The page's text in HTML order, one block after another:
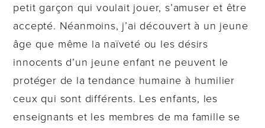
petit garçon qui voulait jouer, s’amuser et être
accepté. Néanmoins, j’ai découvert à un jeune
âge que même la naïveté ou les désirs
innocents d’un jeune enfant ne peuvent le
protéger de la tendance humaine à humilier
ceux qui sont différents. Les enfants, les
enseignants et les membres de ma famille se